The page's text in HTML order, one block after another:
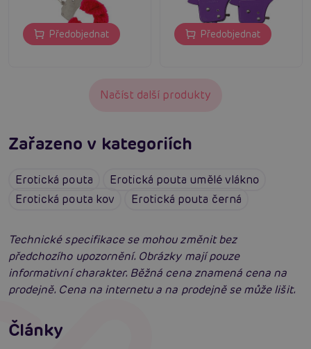
Předobjednat Předobjednat
Načíst další produkty
Zařazeno v kategoriích
Erotická pouta
Erotická pouta umělé vlákno
Erotická pouta kov
Erotická pouta černá
Technické specifikace se mohou změnit bez
předchozího upozornění. Obrázky mají pouze
informativní charakter. Běžná cena znamená cena na
prodejně. Cena na internetu a na prodejně se může lišit.
Články
dospělé (aktualizováno)
Číst více
Jak na bondage? Svazování partnera při sexu
aneb co je bondáž